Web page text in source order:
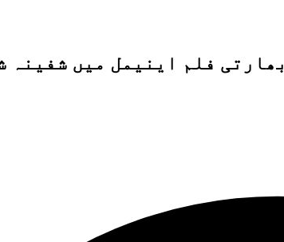
بھارتی فلم اینیمل میں شفینہ